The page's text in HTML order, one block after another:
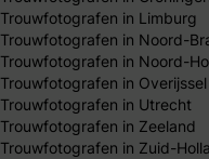
Trouwfotografen in Limburg
Trouwfotografen in Noord-
Trouwfotografen in Noord-
Trouwfotografen in Overijssel
Trouwfotografen in Utrecht
Trouwfotografen in Zeeland
Trouwfotografen in Zuid-